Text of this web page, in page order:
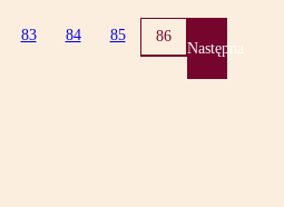
83 84 85 86
Następna